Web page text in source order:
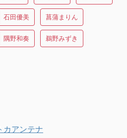
石田優美 菖蒲まりん
隅野和奏 鵜野みずき
カアンテナ